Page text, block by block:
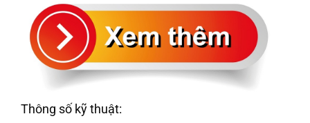
Thông số kỹ thuật: